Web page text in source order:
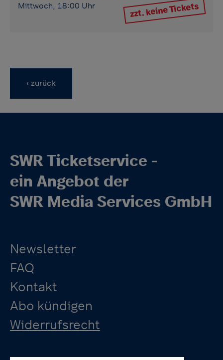
Mittwoch, 18:00 Uhr
zzt. keine Tickets
‹ zurück
SWR Ticketservice -
ein Angebot der
SWR Media Services GmbH
Newsletter
FAQ
Kontakt
Abo kündigen
Widerrufsrecht